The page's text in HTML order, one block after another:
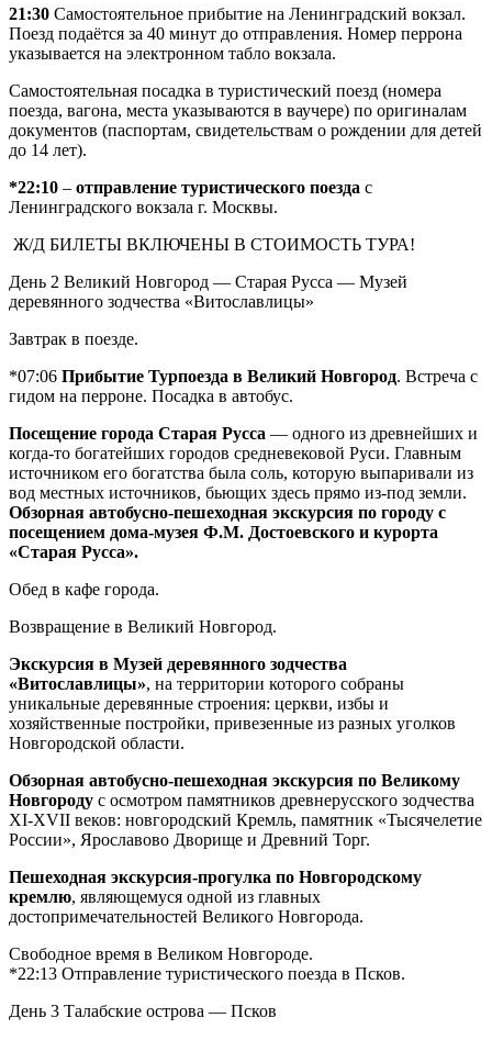
21:30 Самостоятельное прибытие на Ленинградский вокзал.
Поезд подаётся за 40 минут до отправления. Номер перрона
указывается на электронном табло вокзала.
Самостоятельная посадка в туристический поезд (номера
поезда, вагона, места указываются в ваучере) по оригиналам
документов (паспортам, свидетельствам о рождении для детей
до 14 лет).
*22:10 – отправление туристического поезда с
Ленинградского вокзала г. Москвы.
Ж/Д БИЛЕТЫ ВКЛЮЧЕНЫ В СТОИМОСТЬ ТУРА!
День 2 Великий Новгород — Старая Русса — Музей
деревянного зодчества «Витославлицы»
Завтрак в поезде.
*07:06 Прибытие Турпоезда в Великий Новгород. Встреча с
гидом на перроне. Посадка в автобус.
Посещение города Старая Русса — одного из древнейших и
когда-то богатейших городов средневековой Руси. Главным
источником его богатства была соль, которую выпаривали из
вод местных источников, бьющих здесь прямо из-под земли.
Обзорная автобусно-пешеходная экскурсия по городу с
посещением дома-музея Ф.М. Достоевского и курорта
«Старая Русса».
Обед в кафе города.
Возвращение в Великий Новгород.
Экскурсия в Музей деревянного зодчества
«Витославлицы», на территории которого собраны
уникальные деревянные строения: церкви, избы и
хозяйственные постройки, привезенные из разных уголков
Новгородской области.
Обзорная автобусно-пешеходная экскурсия по Великому
Новгороду с осмотром памятников древнерусского зодчества
XI-XVII веков: новгородский Кремль, памятник «Тысячелетие
России», Ярославово Дворище и Древний Торг.
Пешеходная экскурсия-прогулка по Новгородскому
кремлю, являющемуся одной из главных
достопримечательностей Великого Новгорода.
Свободное время в Великом Новгороде.
*22:13 Отправление туристического поезда в Псков.
День 3 Талабские острова — Псков